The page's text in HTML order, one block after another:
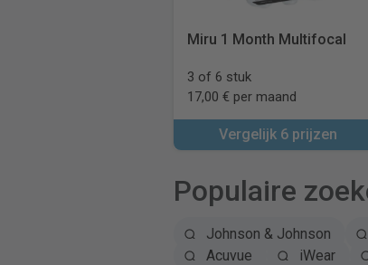
Miru 1 Month Multifocal
3 of 6 stuk
17,00 € per maand
Vergelijk 6 prijzen
Populaire
Johnson & Johnson
Acuvue
iWear